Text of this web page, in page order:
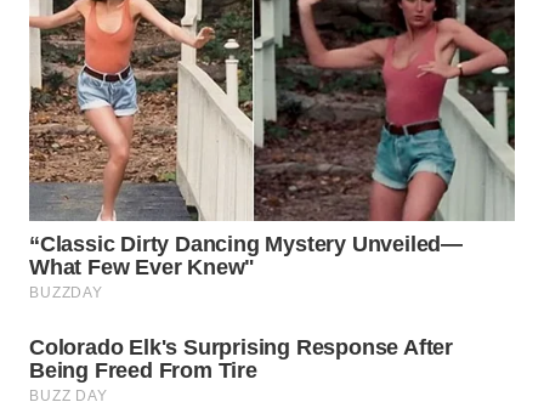
SELEB
WAHANA
PERSONA
WAHANA
OTOMOTIF
WAHANA
HEALTH
WAHANA
DESA
WISATA